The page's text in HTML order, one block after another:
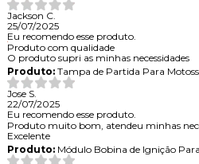
Jackson C.
25/07/2025
Eu recomendo esse produto.
Produto com qualidade
O produto supri as minhas necessidades
Produto:Tampa de Partida Para
Jose S.
22/07/2025
Eu recomendo esse produto.
Produto muito bom, atendeu minhas
Excelente
Produto:Módulo Bobina de Ignição